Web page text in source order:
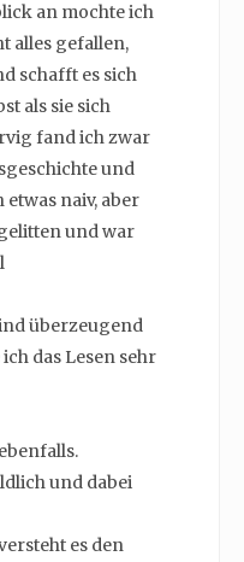
an mochte ich
alles gefallen,
schafft es sich
als sie sich
fand ich zwar
und
naiv, aber
und war
überzeugend
das Lesen sehr
und dabei
es den